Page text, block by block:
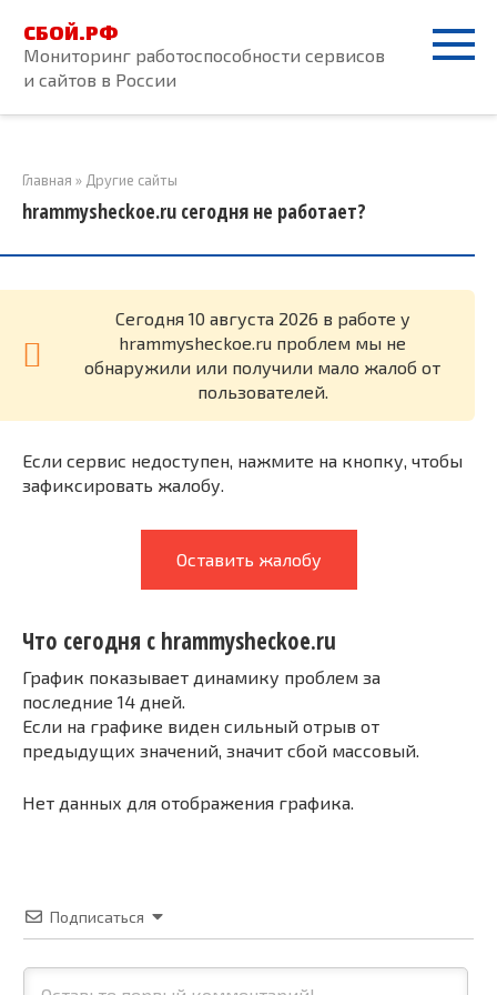
контенту
СБОЙ.РФ
Мониторинг работоспособности сервисов
и сайтов в России
Главная » Другие сайты
hrammysheckoe.ru сегодня не работает?
Cегодня 10 августа 2026 в работе у
hrammysheckoe.ru проблем мы не
обнаружили или получили мало жалоб от
пользователей.
Если сервис недоступен, нажмите на кнопку, чтобы
зафиксировать жалобу.
Оставить жалобу
Что сегодня с hrammysheckoe.ru
График показывает динамику проблем за
последние 14 дней.
Если на графике виден сильный отрыв от
предыдущих значений, значит сбой массовый.
Нет данных для отображения графика.
Подписаться